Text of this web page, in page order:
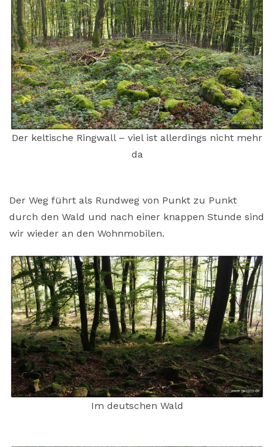
Der keltische Ringwall – viel ist allerdings nicht mehr
da
Der Weg führt als Rundweg von Punkt zu Punkt
durch den Wald und nach einer knappen Stunde sind
wir wieder an den Wohnmobilen.
Im deutschen Wald